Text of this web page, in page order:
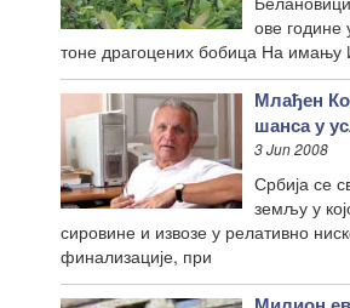
ове године
тоне драгоцених бобица На имању
Млађен
шанса у
3 Jun 2008
Србија се
земљу у
сировине и извозе у релативно
финализације, при